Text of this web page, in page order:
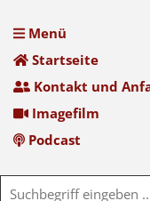
Menü
Startseite
Kontakt und
Imagefilm
Podcast